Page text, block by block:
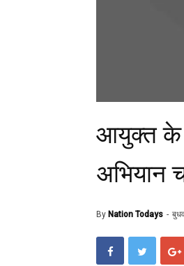
आयुक्त के
अभियान
By Nation Todays